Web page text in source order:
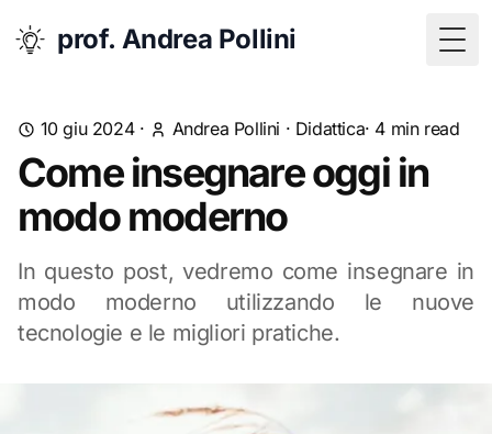
prof. Andrea Pollini
10 giu 2024· Andrea Pollini · Didattica· 4 min read
Come insegnare oggi in
modo moderno
In questo post, vedremo come insegnare in
modo moderno utilizzando le nuove
tecnologie e le migliori pratiche.